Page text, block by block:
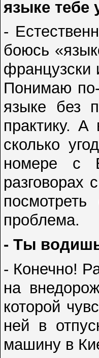
языке тебе
-
боюсь
французски
Понимаю по-
языке без
практику. А
сколько
номере с
разговорах
проблема.
- Ты
- Конечно!
на
которой
ней в
машину в